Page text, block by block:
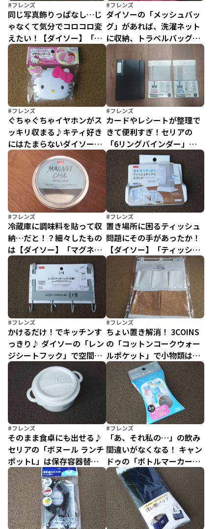
#フレンズ
同じ写真飾りっぱなし…じ
ゃなくて気分でコロコロ変
えたい！【ダイソー】「め
くれるフォトスタンドアル
バム」が楽しすぎる
#フレンズ
ダイソーの「メッシュバッ
グ」があれば、洗濯ネット
に収納、トラベルバッグに
も兼用できちゃう～！
#フレンズ
ぐちゃぐちゃイヤホンがス
ッキリ収まる♪キティ好き
にはたまらないダイソーの
「イヤホンケース」
#フレンズ
カードやレシートが整理で
きて便利すぎ！セリアの
「6リングバインダー」は
生活の必須アイテム
#フレンズ
冷蔵庫に調味料を貼って収
納…だと！？細々したもの
は【ダイソー】「マグネッ
トケース」に入れてペタ！
が大正解の巻
#フレンズ
置き場所に困るティッシュ
問題にその手があったか！
【ダイソー】「ティッシュ
ボックススタンド」で立た
せて収納！
#フレンズ
かけるだけ！でキッチンす
っきり♪ ダイソーの「レン
ジシートフック」で空間を
有効活用
#フレンズ
ちょい置き解消！ 3COINS
の「コットンコークウォー
ルポケット」で小物類は壁
掛け収納にチェンジ！
#フレンズ
そのまま食卓にも出せる♪
セリアの「ボヌール ランチ
ポットL」は保存容器替わ
りに最適
#フレンズ
「あ、それ私の…」の飲み
間違いがなくなる！ キャン
ドゥの「ボトルマーカー」
はアウトドアやホムパで大
活躍♪